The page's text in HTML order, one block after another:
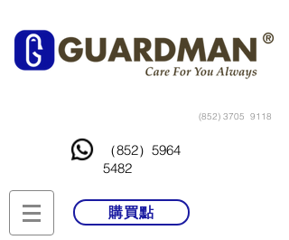
(852) 3705 9118
（852）5964
5482
購買點